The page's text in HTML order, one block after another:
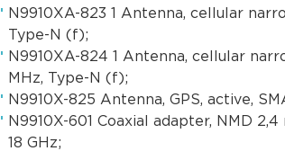
N9910XA-823 1 Antenna, cellular
Type-N (f);
N9910XA-824 1 Antenna, cellular
MHz, Type-N (f);
N9910X-825 Antenna, GPS, active,
N9910X-601 Coaxial adapter, NMD
18 GHz;